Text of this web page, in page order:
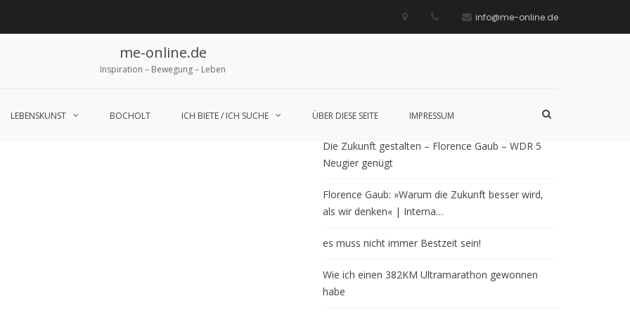
info@me-online.de
me-online.de
Inspiration – Bewegung – Leben
LEBENSKUNST BOCHOLT ICH BIETE / ICH SUCHE ÜBER DIESE SEITE IMPRESSUM
Such-
Neueste Beiträge
Die Zukunft gestalten – Florence Gaub – WDR 5
Neugier genügt
Florence Gaub: »Warum die Zukunft besser wird,
als wir denken« | Interna…
es muss nicht immer Bestzeit sein!
Wie ich einen 382KM Ultramarathon gewonnen
habe